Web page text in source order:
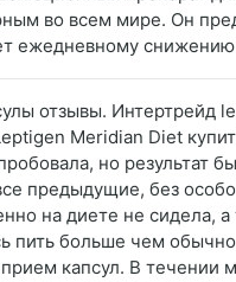
во всем мире. Он
ежедневному
отзывы. Интертрейд
Meridian Diet
но результат
предыдущие, без
на диете не сидела,
пить больше чем
капсул. В течении